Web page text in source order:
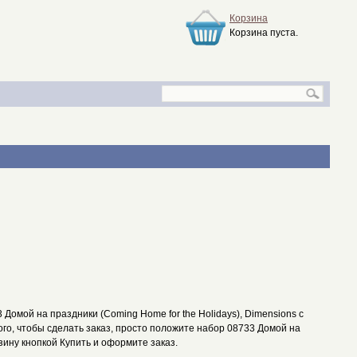
Корзина
Корзина пуста.
на праздники (Coming Home for the Holidays), Dimensions с
чтобы сделать заказ, просто положите набор 08733 Домой на
кнопкой Купить и оформите заказ.